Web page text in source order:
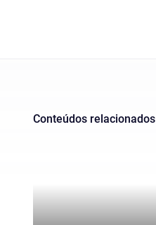
Conteúdos relacionados